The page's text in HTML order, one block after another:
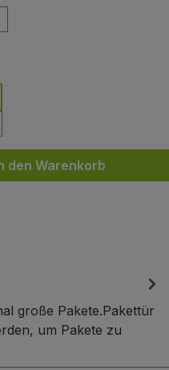
gewünschten
den Warenkorb
große Pakete.Pakettür
um Pakete zu